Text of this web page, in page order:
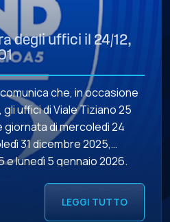
degli uffici il 24/12,
che, in occasione
uffici di Viale Tiziano 25
di mercoledì 24
31 dicembre 2025,
e lunedì 5 gennaio 2026.
LEGGI TUTTO